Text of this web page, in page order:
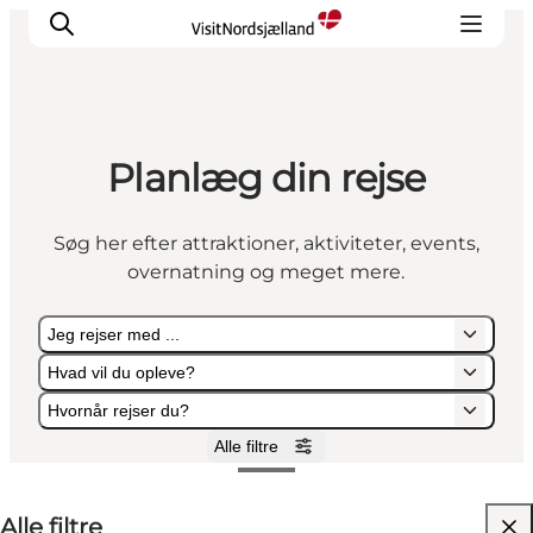
Highlights
Oplev
Det Sker
Byer
Planlæg ferien
Planlæg din rejse
Søg her efter attraktioner, aktiviteter, events,
overnatning og meget mere.
Jeg rejser med ...
Hvad vil du opleve?
Hvornår rejser du?
Alle filtre
Jeg rejser med ...
Hvad vil du opleve?
Hvornår rejser du?
Alle filtre